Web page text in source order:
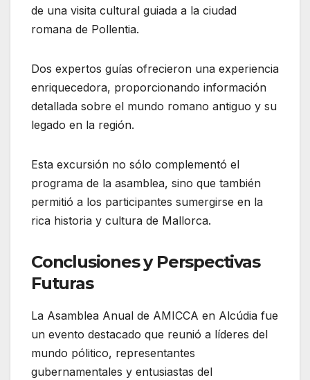
de una visita cultural guiada a la ciudad
romana de Pollentia.
Dos expertos guías ofrecieron una experiencia
enriquecedora, proporcionando información
detallada sobre el mundo romano antiguo y su
legado en la región.
Esta excursión no sólo complementó el
programa de la asamblea, sino que también
permitió a los participantes sumergirse en la
rica historia y cultura de Mallorca.
Conclusiones y Perspectivas
Futuras
La Asamblea Anual de AMICCA en Alcúdia fue
un evento destacado que reunió a líderes del
mundo pólitico, representantes
gubernamentales y entusiastas del